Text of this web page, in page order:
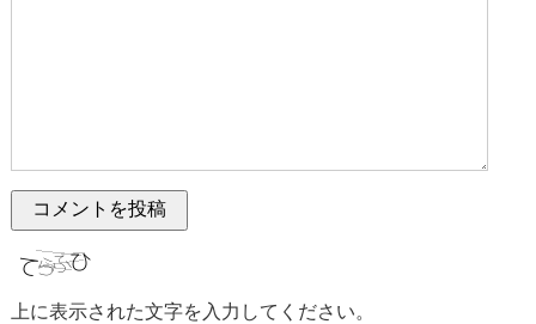
上に表示された文字を入力してください。